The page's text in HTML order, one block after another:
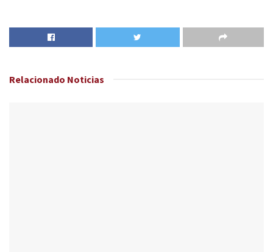
Relacionado Noticias